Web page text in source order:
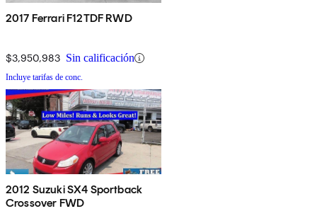
2017 Ferrari F12TDF RWD
$3,950,983 Sin calificación
Incluye tarifas de conc.
2012 Suzuki SX4 Sportback
Crossover FWD